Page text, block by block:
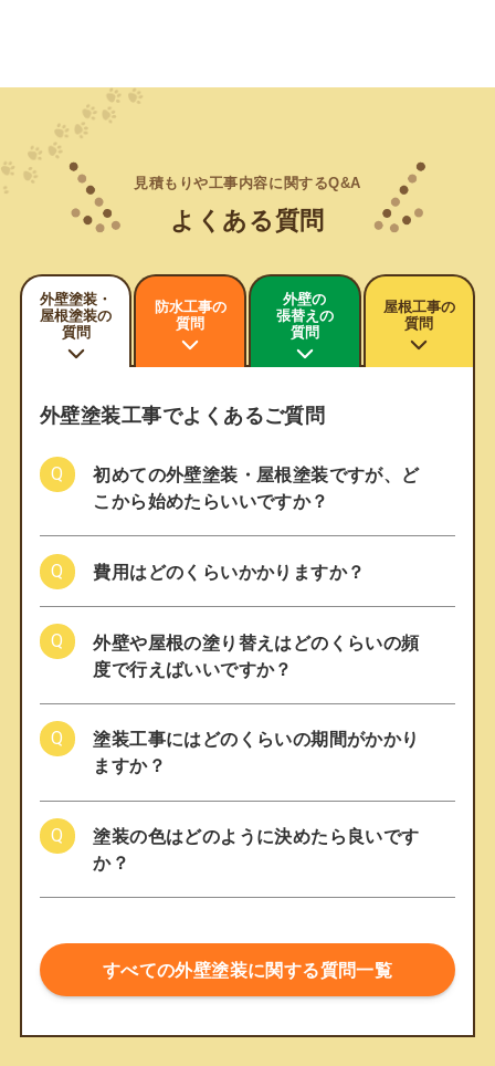
見積もりや工事内容に関するQ&A
よくある質問
外壁塗装・
屋根塗装の
質問
防水工事の
質問
外壁の
張替えの
質問
屋根工事の
質問
外壁塗装工事でよくあるご質問
初めての外壁塗装・屋根塗装ですが、ど
こから始めたらいいですか？
費用はどのくらいかかりますか？
外壁や屋根の塗り替えはどのくらいの頻
度で行えばいいですか？
塗装工事にはどのくらいの期間がかかり
ますか？
塗装の色はどのように決めたら良いです
か？
すべての外壁塗装に関する質問一覧